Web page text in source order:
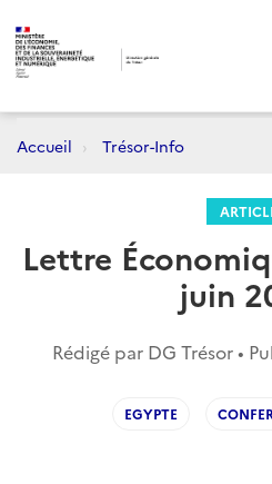
Accueil Trésor-Info
Lettre
juin
Rédigé par DG Trésor •
EGYPTE